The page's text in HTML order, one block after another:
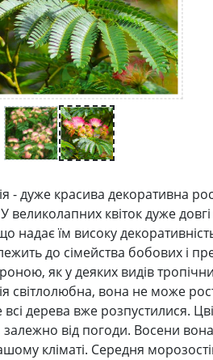
- дуже красива декоративна
великолапних квіток дуже
надає їм високу
до сімейства бобових і
як у деяких видів
світлолюбна, вона не може
дерева вже розпустилися.
від погоди. Восени вона
кліматі. Середня